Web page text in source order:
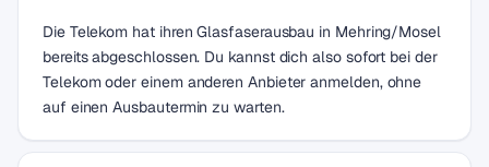
Die Telekom hat ihren Glasfaserausbau in Mehring/Mosel
bereits abgeschlossen. Du kannst dich also sofort bei der
Telekom oder einem anderen Anbieter anmelden, ohne
auf einen Ausbautermin zu warten.